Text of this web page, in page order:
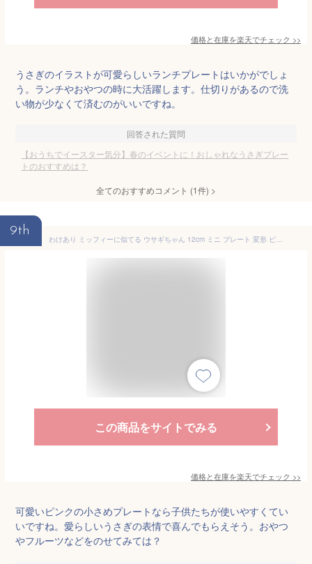
価格と在庫を楽天でチェック >>
うさぎのイラストが可愛らしいランチプレートはいかがでしょ
う。ランチやおやつの時に大活躍します。仕切りがあるので洗
い物が少なくて済むのがいいですね。
回答された質問
【おうちでイースター気分】春のイベントに！おしゃれなうさぎプレー
トのおすすめは？
全てのおすすめコメント (1件) >
9th
わけあり ミッフィーに似てる ウサギちゃん 12cm ミニ プレート 変形 ピンク レンジ可 食洗機対応 美濃焼 日本製 銘々皿 平皿 小皿 豆皿 醤油 洋食器 しょうゆ皿 陶器 可愛い かわいい カワイイ おしゃれ オシャレ 北欧風 センチ 取り皿 アウトレット
この商品をサイトでみる
価格と在庫を楽天でチェック >>
可愛いピンクの小さめプレートなら子供たちが使いやすくてい
いですね。愛らしいうさぎの表情で喜んでもらえそう。おやつ
やフルーツなどをのせてみては？